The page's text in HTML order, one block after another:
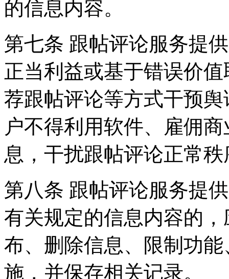
的信息内容。
第七条 跟帖评论服务提
正当利益或基于错误价
荐跟帖评论等方式干预
户不得利用软件、雇佣
息，干扰跟帖评论正常
第八条 跟帖评论服务提
有关规定的信息内容的
布、删除信息、限制功
施，并保存相关记录。